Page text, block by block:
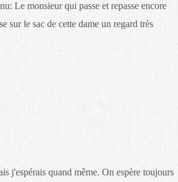
Le monsieur qui passe et repasse encore
sur le sac de cette dame un regard très
j'espérais quand même. On espère toujours